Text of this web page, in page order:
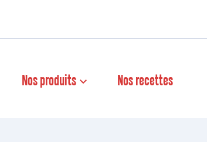
Nos produits Nos recettes